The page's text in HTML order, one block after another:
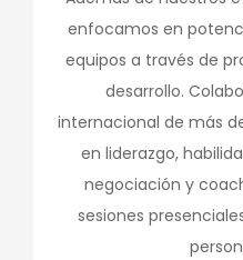
enfocamos en
equipos a través de
desarrollo.
internacional de más
en liderazgo,
negociación y
sesiones